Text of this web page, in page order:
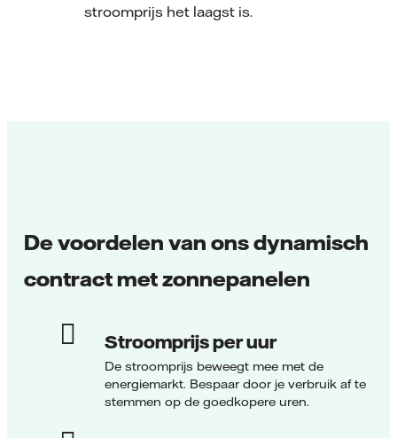
stroomprijs het laagst is.
De voordelen van ons dynamisch
contract met zonnepanelen
Stroomprijs per uur
De stroomprijs beweegt mee met de
energiemarkt. Bespaar door je verbruik af te
stemmen op de goedkopere uren.